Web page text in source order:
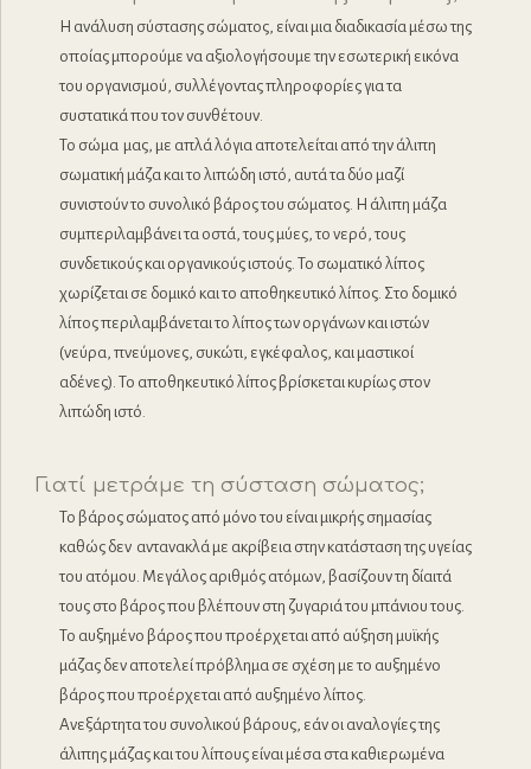
Η ανάλυση σύστασης σώματος, είναι μια διαδικασία μέσω της
οποίας μπορούμε να αξιολογήσουμε την εσωτερική εικόνα
του οργανισμού, συλλέγοντας πληροφορίες για τα
συστατικά που τον συνθέτουν.
Το σώμα μας, με απλά λόγια αποτελείται από την άλιπη
σωματική μάζα και το λιπώδη ιστό, αυτά τα δύο μαζί
συνιστούν το συνολικό βάρος του σώματος. Η άλιπη μάζα
συμπεριλαμβάνει τα οστά, τους μύες, το νερό, τους
συνδετικούς και οργανικούς ιστούς. Το σωματικό λίπος
χωρίζεται σε δομικό και το αποθηκευτικό λίπος. Στο δομικό
λίπος περιλαμβάνεται το λίπος των οργάνων και ιστών
(νεύρα, πνεύμονες, συκώτι, εγκέφαλος, και μαστικοί
αδένες). Το αποθηκευτικό λίπος βρίσκεται κυρίως στον
λιπώδη ιστό.
Γιατί μετράμε τη σύσταση σώματος;
Το βάρος σώματος από μόνο του είναι μικρής σημασίας
καθώς δεν αντανακλά με ακρίβεια στην κατάσταση της υγείας
του ατόμου. Μεγάλος αριθμός ατόμων, βασίζουν τη δίαιτά
τους στο βάρος που βλέπουν στη ζυγαριά του μπάνιου τους.
Το αυξημένο βάρος που προέρχεται από αύξηση μυϊκής
μάζας δεν αποτελεί πρόβλημα σε σχέση με το αυξημένο
βάρος που προέρχεται από αυξημένο λίπος.
Ανεξάρτητα του συνολικού βάρους, εάν οι αναλογίες της
άλιπης μάζας και του λίπους είναι μέσα στα καθιερωμένα